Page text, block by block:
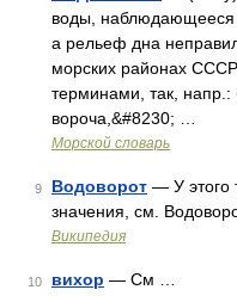
воды, наблюдающееся
а рельеф дна
морских районах
терминами, так, напр.:
вороча,&#8230; …
Морской словарь
9 Водоворот — У этого
значения, см.
Википедия
10 вихор — См …